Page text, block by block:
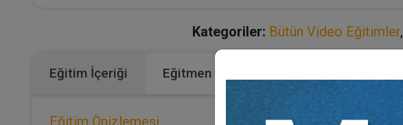
Kategoriler: Bütün Video Eğitimler,
Eğitim İçeriği Eğitmen
Eğitim Önizlemesi